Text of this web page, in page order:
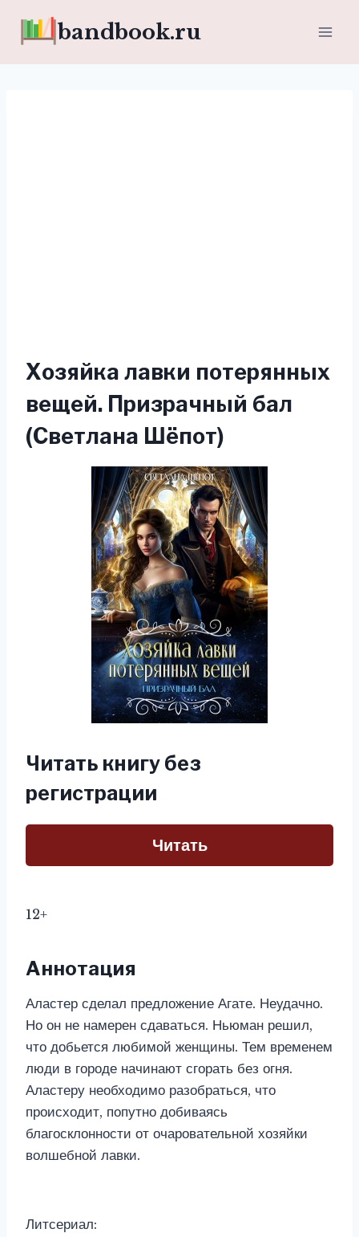
bandbook.ru
Хозяйка лавки потерянных
вещей. Призрачный бал
(Светлана Шёпот)
Читать книгу без
регистрации
Читать
12+
Аннотация
Аластер сделал предложение Агате. Неудачно.
Но он не намерен сдаваться. Ньюман решил,
что добьется любимой женщины. Тем временем
люди в городе начинают сгорать без огня.
Аластеру необходимо разобраться, что
происходит, попутно добиваясь
благосклонности от очаровательной хозяйки
волшебной лавки.
Литсериал: